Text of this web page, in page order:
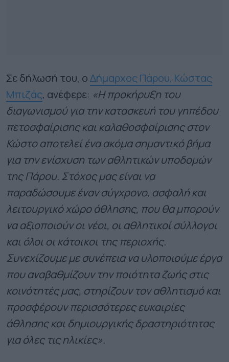
Σε δήλωσή του, οΔήμαρχος Πάρου, Κώστας
Μπιζάς, ανέφερε: «Η προκήρυξη του
διαγωνισμού για την κατασκευή του γηπέδου
πετοσφαίρισης και καλαθοσφαίρισης στον
Κώστο αποτελεί ένα ακόμα σημαντικό βήμα
για την ενίσχυση των αθλητικών υποδομών
της Πάρου. Στόχος μας είναι να
παραδώσουμε έναν σύγχρονο, ασφαλή και
λειτουργικό χώρο άθλησης, που θα μπορούν
να αξιοποιούν οι νέοι, οι αθλητικοί σύλλογοι
και όλοι οι κάτοικοι της περιοχής.
Συνεχίζουμε με συνέπεια να υλοποιούμε έργα
που αναβαθμίζουν την ποιότητα ζωής στις
κοινότητές μας, στηρίζουν τον αθλητισμό και
προσφέρουν περισσότερες ευκαιρίες
άθλησης και δημιουργικής δραστηριότητας
για όλες τις ηλικίες».